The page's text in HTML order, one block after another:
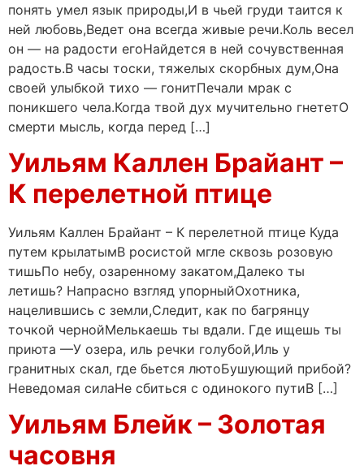
понять умел язык природы,И в чьей груди таится к
ней любовь,Ведет она всегда живые речи.Коль весел
он — на радости егоНайдется в ней сочувственная
радость.В часы тоски, тяжелых скорбных дум,Она
своей улыбкой тихо — гонитПечали мрак с
поникшего чела.Когда твой дух мучительно гнететО
смерти мысль, когда перед […]
Уильям Каллен Брайант –
К перелетной птице
Уильям Каллен Брайант – К перелетной птице Куда
путем крылатымВ росистой мгле сквозь розовую
тишьПо небу, озаренному закатом,Далеко ты
летишь? Напрасно взгляд упорныйОхотника,
нацелившись с земли,Следит, как по багрянцу
точкой чернойМелькаешь ты вдали. Где ищешь ты
приюта —У озера, иль речки голубой,Иль у
гранитных скал, где бьется лютоБушующий прибой?
Неведомая силаНе сбиться с одинокого путиВ […]
Уильям Блейк – Золотая
часовня